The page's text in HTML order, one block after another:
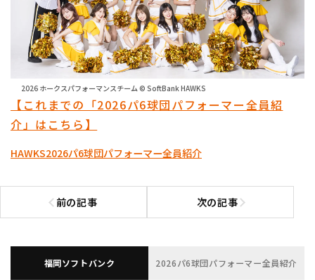
2026 ホークスパフォーマンスチーム © SoftBank HAWKS
【これまでの「2026パ6球団パフォーマー全員紹
介」はこちら】
HAWKS2026パ6球団パフォーマー全員紹介
前の記事
前の記事へ 次の記事次の記事へ
福岡ソフトバンク 2026パ6球団パフォーマー全員紹介